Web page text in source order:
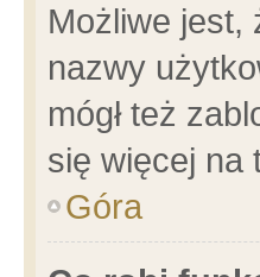
Możliwe jest,
nazwy
mógł też
się więcej na
Góra